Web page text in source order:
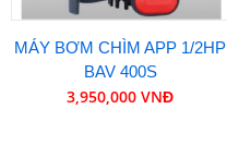
MÁY BƠM CHÌM APP 1/2HP
BAV 400S
3,950,000 VNĐ